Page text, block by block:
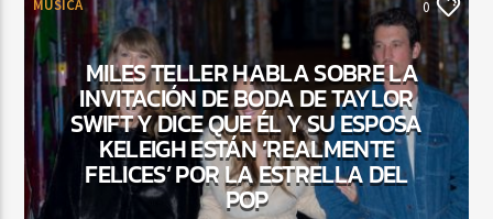
MUSICA 0
MILES TELLER HABLA SOBRE LA
INVITACIÓN DE BODA DE TAYLOR
SWIFT Y DICE QUE ÉL Y SU ESPOSA
KELEIGH ESTÁN ‘REALMENTE
FELICES’ POR LA ESTRELLA DEL
POP